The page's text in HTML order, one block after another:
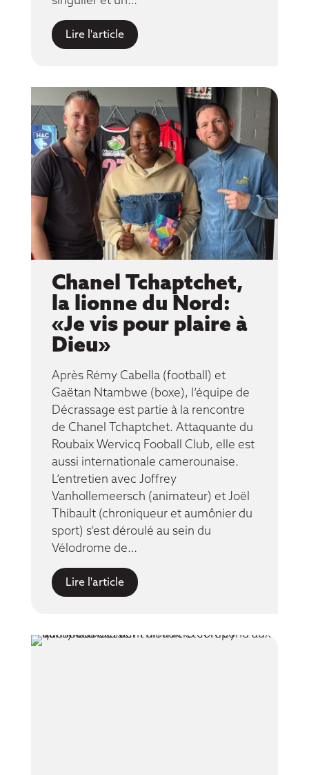
Lire l'article
Chanel Tchaptchet,
la lionne du Nord:
«Je vis pour plaire à
Dieu»
Après Rémy Cabella (football) et
Gaëtan Ntambwe (boxe), l’équipe de
Décrassage est partie à la rencontre
de Chanel Tchaptchet. Attaquante du
Roubaix Wervicq Fooball Club, elle est
aussi internationale camerounaise.
L’entretien avec Joffrey
Vanhollemeersch (animateur) et Joël
Thibault (chroniqueur et aumônier du
sport) s’est déroulé au sein du
Vélodrome de…
Lire l'article